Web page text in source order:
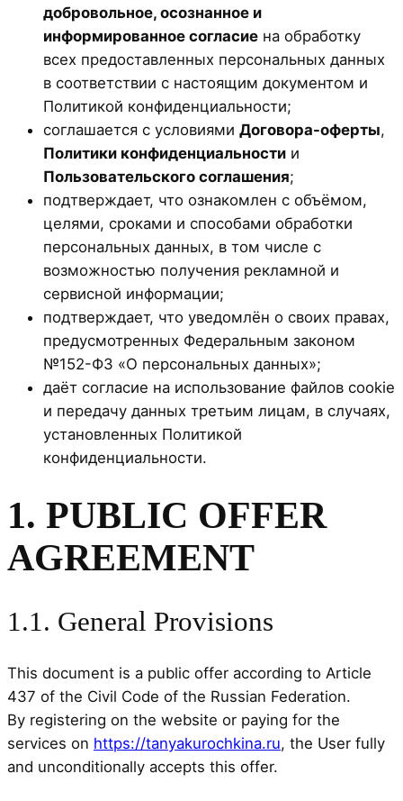
добровольное, осознанное и
информированное согласие на обработку
всех предоставленных персональных данных
в соответствии с настоящим документом и
Политикой конфиденциальности;
соглашается с условиями Договора-оферты,
Политики конфиденциальности и
Пользовательского соглашения;
подтверждает, что ознакомлен с объёмом,
целями, сроками и способами обработки
персональных данных, в том числе с
возможностью получения рекламной и
сервисной информации;
подтверждает, что уведомлён о своих правах,
предусмотренных Федеральным законом
№152-ФЗ «О персональных данных»;
даёт согласие на использование файлов cookie
и передачу данных третьим лицам, в случаях,
установленных Политикой
конфиденциальности.
1. PUBLIC OFFER
AGREEMENT
1.1. General Provisions
This document is a public offer according to Article
437 of the Civil Code of the Russian Federation.
By registering on the website or paying for the
services on https://tanyakurochkina.ru, the User fully
and unconditionally accepts this offer.